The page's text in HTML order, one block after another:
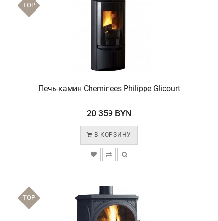
TOP
Печь-камин Cheminees Philippe Glicourt
20 359 BYN
В КОРЗИНУ
TOP